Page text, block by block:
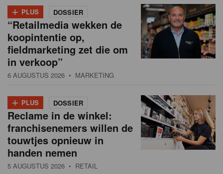
+ PLUS DOSSIER
“Retailmedia wekken de
koopintentie op,
fieldmarketing zet die om
in verkoop”
6 AUGUSTUS 2026 • MARKETING
+ PLUS DOSSIER
Reclame in de winkel:
franchisenemers willen de
touwtjes opnieuw in
handen nemen
5 AUGUSTUS 2026 • RETAIL